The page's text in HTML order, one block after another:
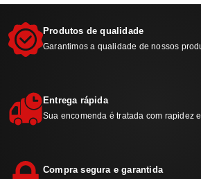
Produtos de qualidade
Garantimos a qualidade de nossos
Entrega rápida
Sua encomenda é tratada com rapidez
Compra segura e garantida